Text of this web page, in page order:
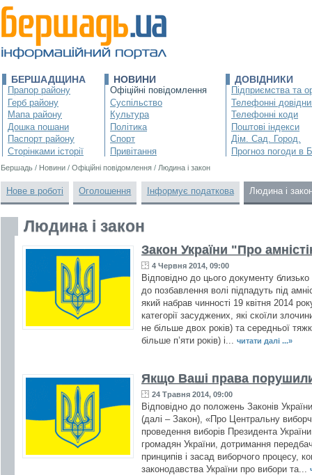
БЕРШАДЩИНА
Прапор району
Герб району
Мапа району
Дошка пошани
Паспорт району
Сторінками історії
НОВИНИ
Офіційні повідомлення
Суспільство
Культура
Політика
Спорт
Привітання
ДОВІДНИКИ
Підприємства та
Телефонні
Телефонні коди
Поштові індекси
Дім. Сад. Город.
Прогноз погоди в
Бершадь / Новини / Офіційні повідомлення / Людина і закон
Нове в роботі Оголошення Інформує податкова Людина і
Людина і закон
Закон України "Про
4 Червня 2014, 09:00
Відповідно до цього документу
до позбавлення волі підпадуть під
який набрав чинності 19 квітня 2014
категорії засуджених, які скоїли
не більше двох років) та середньої
більше п’яти років) і...
читати далі ...»
Якщо Ваші права
24 Травня 2014, 09:00
Відповідно до положень Законів
(далі – Закон), «Про Центральну
проведення виборів Президента
громадян України, дотримання
принципів і засад виборчого процесу,
законодавства України про вибори та...